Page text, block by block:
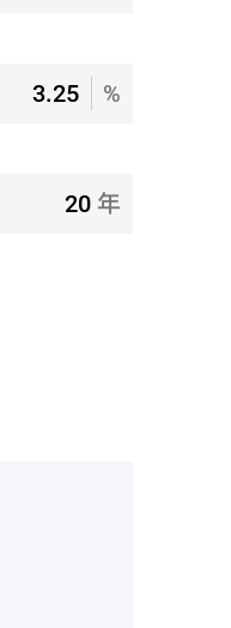
%
年